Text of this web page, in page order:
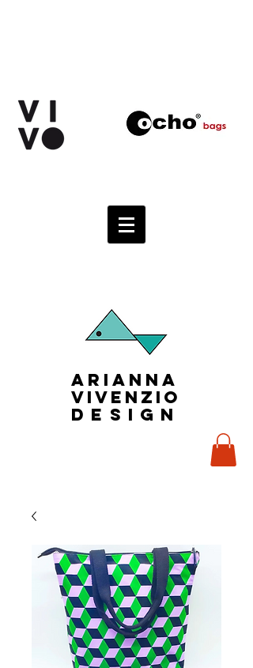
Arianna
Vivenzio
design